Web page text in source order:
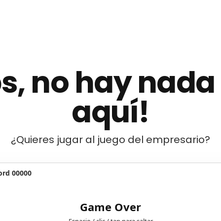
no hay
aquí!
¿Quieres jugar al juego del empresario?